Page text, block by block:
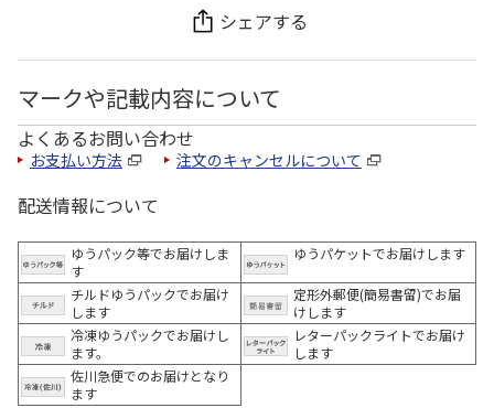
シェアする
マークや記載内容について
よくあるお問い合わせ
お支払い方法 注文のキャンセルについて
配送情報について
ゆうパック等でお届けしま
す
ゆうパケットでお届けします
チルドゆうパックでお届け
します
定形外郵便(簡易書留)でお届
けします
冷凍ゆうパックでお届けし
ます。
レターパックライトでお届け
します
佐川急便でのお届けとなり
ます